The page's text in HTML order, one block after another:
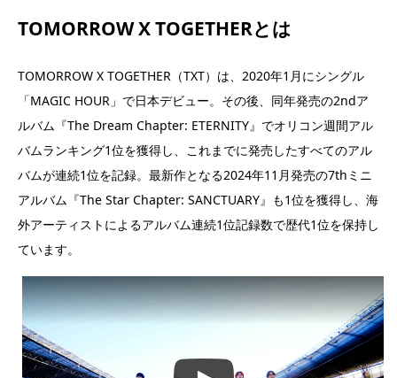
TOMORROW X TOGETHERとは
TOMORROW X TOGETHER（TXT）は、2020年1月にシングル
「MAGIC HOUR」で日本デビュー。その後、同年発売の2ndア
ルバム『The Dream Chapter: ETERNITY』でオリコン週間アル
バムランキング1位を獲得し、これまでに発売したすべてのアル
バムが連続1位を記録。最新作となる2024年11月発売の7thミニ
アルバム『The Star Chapter: SANCTUARY』も1位を獲得し、海
外アーティストによるアルバム連続1位記録数で歴代1位を保持し
ています。